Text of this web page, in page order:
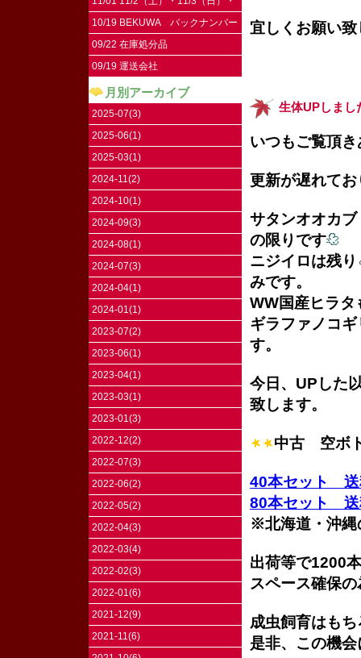
11/4（祝）はお休みです。
10/19 BEKUWA バックナンバー
09/22 在庫処分品
09/19 運送会社
月別アーカイブ
2025-07(3)
2025-06(1)
2025-03(1)
2024-11(2)
2024-10(1)
2024-09(3)
2024-08(1)
2024-07(3)
2024-04(1)
2024-01(1)
2023-07(2)
2023-06(1)
2023-04(1)
2023-03(1)
2023-01(3)
2022-12(2)
2022-07(3)
2022-06(2)
2022-05(2)
2022-04(3)
2022-03(4)
2022-02(3)
2022-01(6)
2021-12(9)
2021-11(6)
宜しくお願い
生体UPしまし
いつもご覧頂
更新が遅れて
サタンオオカ
の限りです
ニジイロは残
みです。
WW国産ヒラ
ギラファノコ
す。
今日、UPした
致します。
中古 空ボ
40本セット 送
80本セット 送
※北海道・沖縄
出荷等で1200
スペース確保
成虫飼育はも
是非、この機